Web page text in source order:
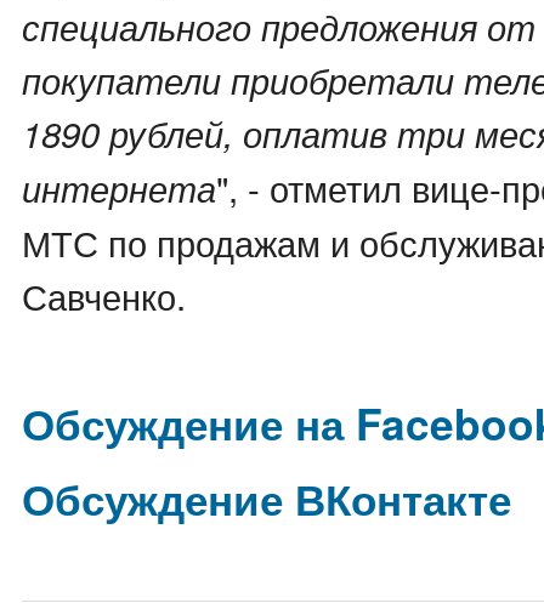
специального предложения
покупатели приобретали
1890 рублей, оплатив три
интернета", - отметил вице-
МТС по продажам и
Савченко.
Обсуждение на
Обсуждение ВКонтакте